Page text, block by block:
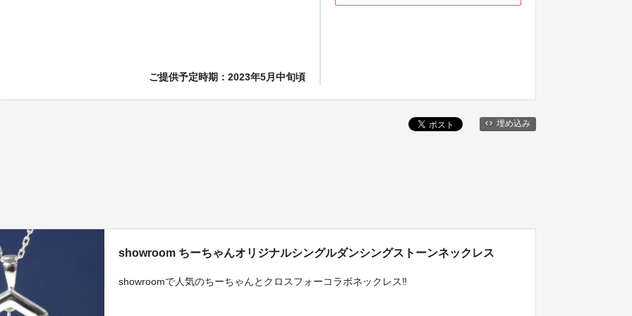
ご提供予定時期：2023年5月中旬頃
埋め込み
showroom ちーちゃんオリジナルシングルダンシングストーンネックレス
showroomで人気のちーちゃんとクロスフォーコラボネックレス‼